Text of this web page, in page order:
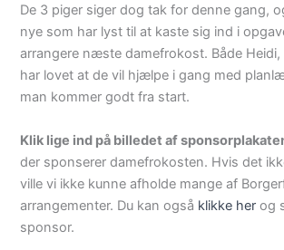
De 3 piger siger dog tak for denne gang,
nye som har lyst til at kaste sig ind i
arrangere næste damefrokost. Både Heidi,
har lovet at de vil hjælpe i gang med
man kommer godt fra start.
Klik lige ind på billedet af
der sponserer damefrokosten. Hvis det
ville vi ikke kunne afholde mange af
arrangementer. Du kan også klikke her og
sponsor.